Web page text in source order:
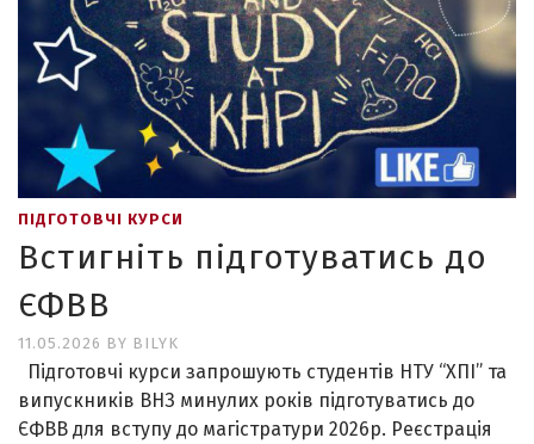
ПІДГОТОВЧІ КУРСИ
Встигніть підготуватись до
ЄФВВ
11.05.2026 BY BILYK
Підготовчі курси запрошують студентів НТУ “ХПІ” та
випускників ВНЗ минулих років підготуватись до
ЄФВВ для вступу до магістратури 2026р. Реєстрація